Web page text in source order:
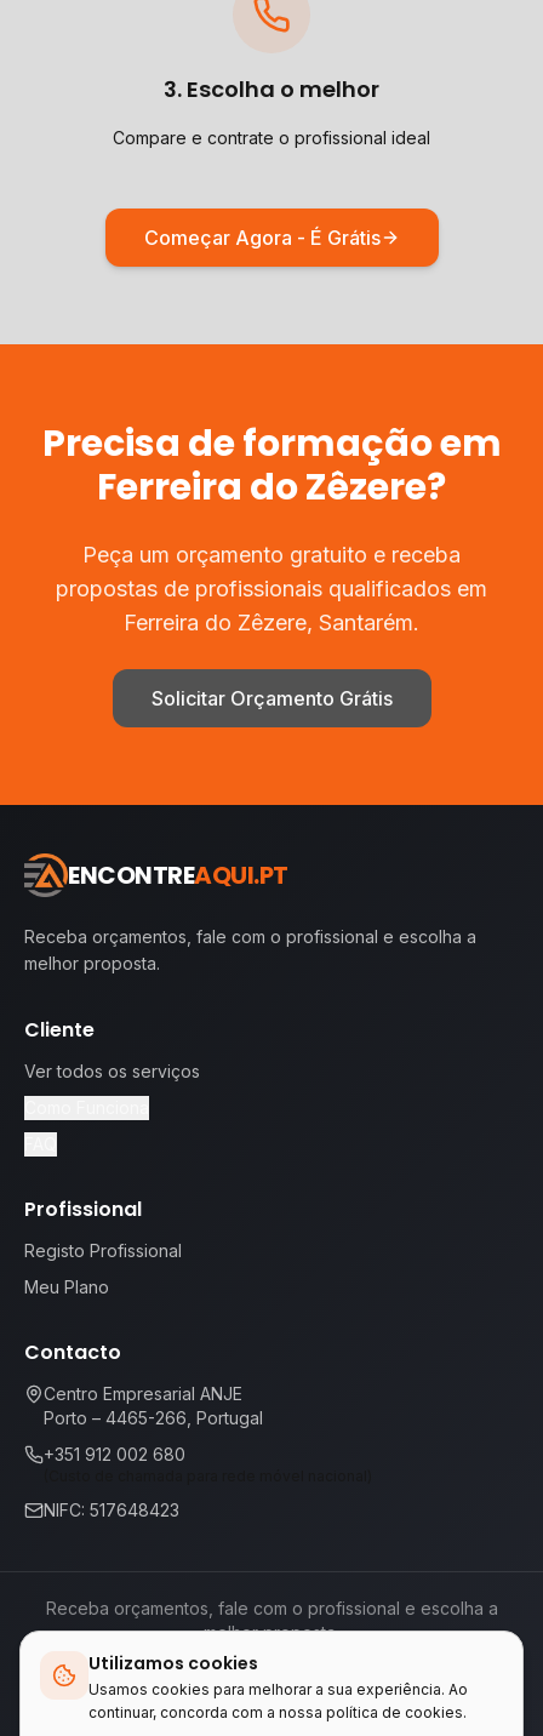
Utilizamos cookies
Usamos cookies para melhorar a sua experiência. Ao
continuar, concorda com a nossa política de cookies.
3. Escolha o melhor
Compare e contrate o profissional ideal
Começar Agora - É Grátis
Precisa deformaçãoem
Ferreira do Zêzere?
Peça um orçamento gratuito e receba
propostas de profissionais qualificados em
Ferreira do Zêzere, Santarém.
Solicitar Orçamento Grátis
ENCONTREAQUI.PT
Receba orçamentos, fale com o profissional e escolha a
melhor proposta.
Cliente
Ver todos os serviços
Profissional
Registo Profissional
Meu Plano
Contacto
Centro Empresarial ANJE
Porto – 4465-266, Portugal
+351 912 002 680
NIFC: 517648423
Receba orçamentos, fale com o profissional e escolha a
melhor proposta.
Termos de ServiçoPolítica de Privacidade
📕Livro de Reclamações